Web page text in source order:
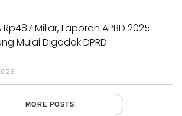
Rp487 Miliar, Laporan APBD 2025
Mulai Digodok DPRD
MORE POSTS